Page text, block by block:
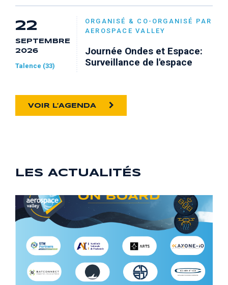
22
SEPTEMBRE
2026
Talence (33)
ORGANISÉ & CO-ORGANISÉ PAR
AEROSPACE VALLEY
Journée Ondes et Espace:
Surveillance de l'espace
VOIR L’AGENDA
LES ACTUALITÉS